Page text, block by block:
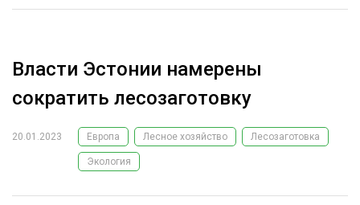
РЕКЛАМОДАТЕЛЯМ
ЛЕСНОЕ ХОЗЯЙСТВО
ЛЕСОЗАГОТОВКА
Власти Эстонии намерены
сократить лесозаготовку
20.01.2023 Европа Лесное хозяйство Лесозаготовка
Экология